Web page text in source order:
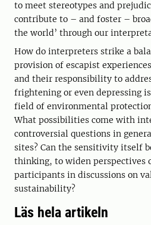
to meet stereotypes and
contribute to – and foster –
the world’ through our
How do interpreters strike a
provision of escapist
and their responsibility to
frightening or even depressing
field of environmental
What possibilities come with
controversial questions in
sites? Can the sensitivity itself
thinking, to widen perspectives
participants in discussions on
sustainability?
Läs hela artikeln